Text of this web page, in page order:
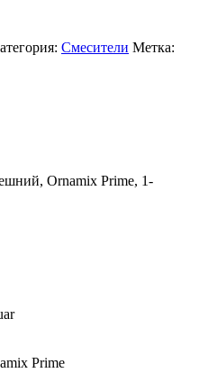
Смесители Метка:
Ornamix Prime, 1-
Prime